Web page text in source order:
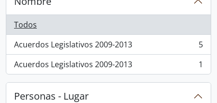
Todos
Acuerdos Legislativos 2009-2013
, 5 resultados
5
Acuerdos Legislativos 2009-2013
, 1 resultados 1
Personas - Lugar